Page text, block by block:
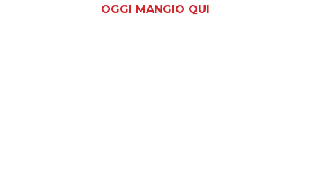
OGGI MANGIO QUI